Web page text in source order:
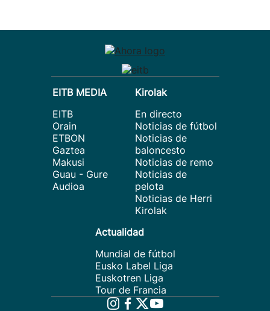
EITB MEDIA
EITB
Orain
ETBON
Gaztea
Makusi
Guau - Gure
Audioa
Kirolak
En directo
Noticias de fútbol
Noticias de
baloncesto
Noticias de remo
Noticias de
pelota
Noticias de Herri
Kirolak
Actualidad
Mundial de fútbol
Eusko Label Liga
Euskotren Liga
Tour de Francia